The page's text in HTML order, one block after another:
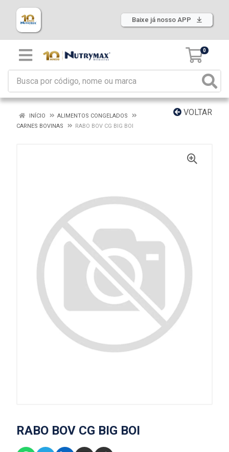
Baixe já nosso APP
0
VOLTAR
INÍCIO
ALIMENTOS CONGELADOS
CARNES BOVINAS
RABO BOV CG BIG BOI
RABO BOV CG BIG BOI